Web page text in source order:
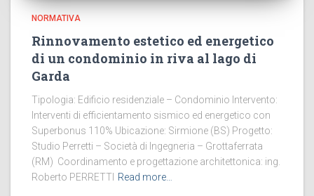
NORMATIVA
Rinnovamento estetico ed energetico
di un condominio in riva al lago di
Garda
Tipologia: Edificio residenziale – Condominio Intervento:
Interventi di efficientamento sismico ed energetico con
Superbonus 110% Ubicazione: Sirmione (BS) Progetto:
Studio Perretti – Società di Ingegneria – Grottaferrata
(RM) Coordinamento e progettazione architettonica: ing.
Roberto PERRETTI Read more…